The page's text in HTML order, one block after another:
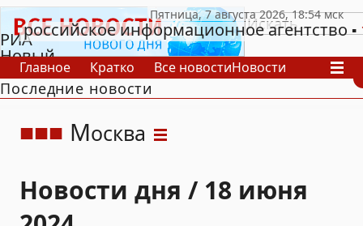
РИА
Новый
День
российское информационное агентство
Главное Кратко Все новостиНовости
В России
В мире
Последние новости
Москва
Новости дня / 18 июня